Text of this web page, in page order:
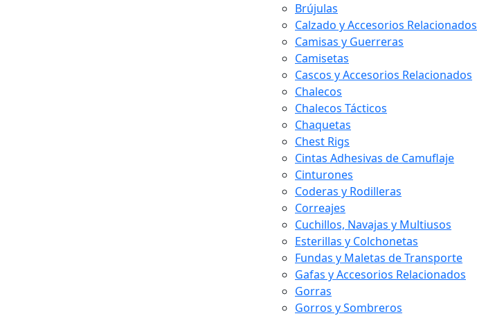
Brújulas
Calzado y Accesorios Relacionados
Camisas y Guerreras
Camisetas
Cascos y Accesorios Relacionados
Chalecos
Chalecos Tácticos
Chaquetas
Chest Rigs
Cintas Adhesivas de Camuflaje
Cinturones
Coderas y Rodilleras
Correajes
Cuchillos, Navajas y Multiusos
Esterillas y Colchonetas
Fundas y Maletas de Transporte
Gafas y Accesorios Relacionados
Gorras
Gorros y Sombreros